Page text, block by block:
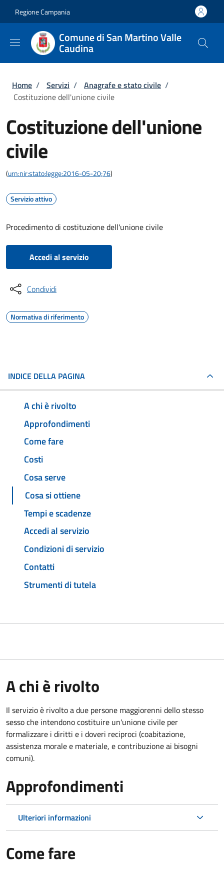
Regione Campania
Comune di San Martino Valle
Caudina
Briciole di pane
Home / Servizi / Anagrafe e stato civile /
Costituzione dell'unione civile
Costituzione dell'unione
civile
(urn:nir:stato:legge:2016-05-20;76)
Servizio attivo
Procedimento di costituzione dell'unione civile
Accedi al servizio
Condividi
Normativa di riferimento
INDICE DELLA PAGINA
A chi è rivolto
Approfondimenti
Come fare
Costi
Cosa serve
Cosa si ottiene
Tempi e scadenze
Accedi al servizio
Condizioni di servizio
Contatti
Strumenti di tutela
A chi è rivolto
Il servizio è rivolto a due persone maggiorenni dello stesso
sesso che intendono costituire un'unione civile per
formalizzare i diritti e i doveri reciproci (coabitazione,
assistenza morale e materiale, e contribuzione ai bisogni
comuni).
Approfondimenti
Ulteriori informazioni
Come fare